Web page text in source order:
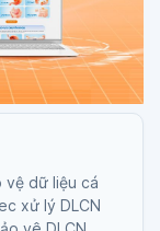
vệ dữ liệu cá
xử lý DLCN